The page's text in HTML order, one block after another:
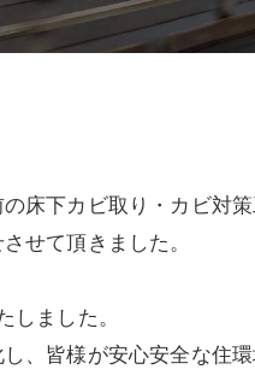
床下カビ取り・カビ対
せて頂きました。
しました。
、皆様が安心安全な住